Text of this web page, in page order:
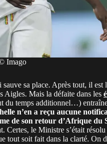
Imago
sa place. Après tout, il est
Aigles. Mais la défaite dans les
du temps additionnel…)
n’en a reçu aucune
de son retour d’Afrique du
Certes, le Ministre s’était
tout soit fait dans la clarté. On